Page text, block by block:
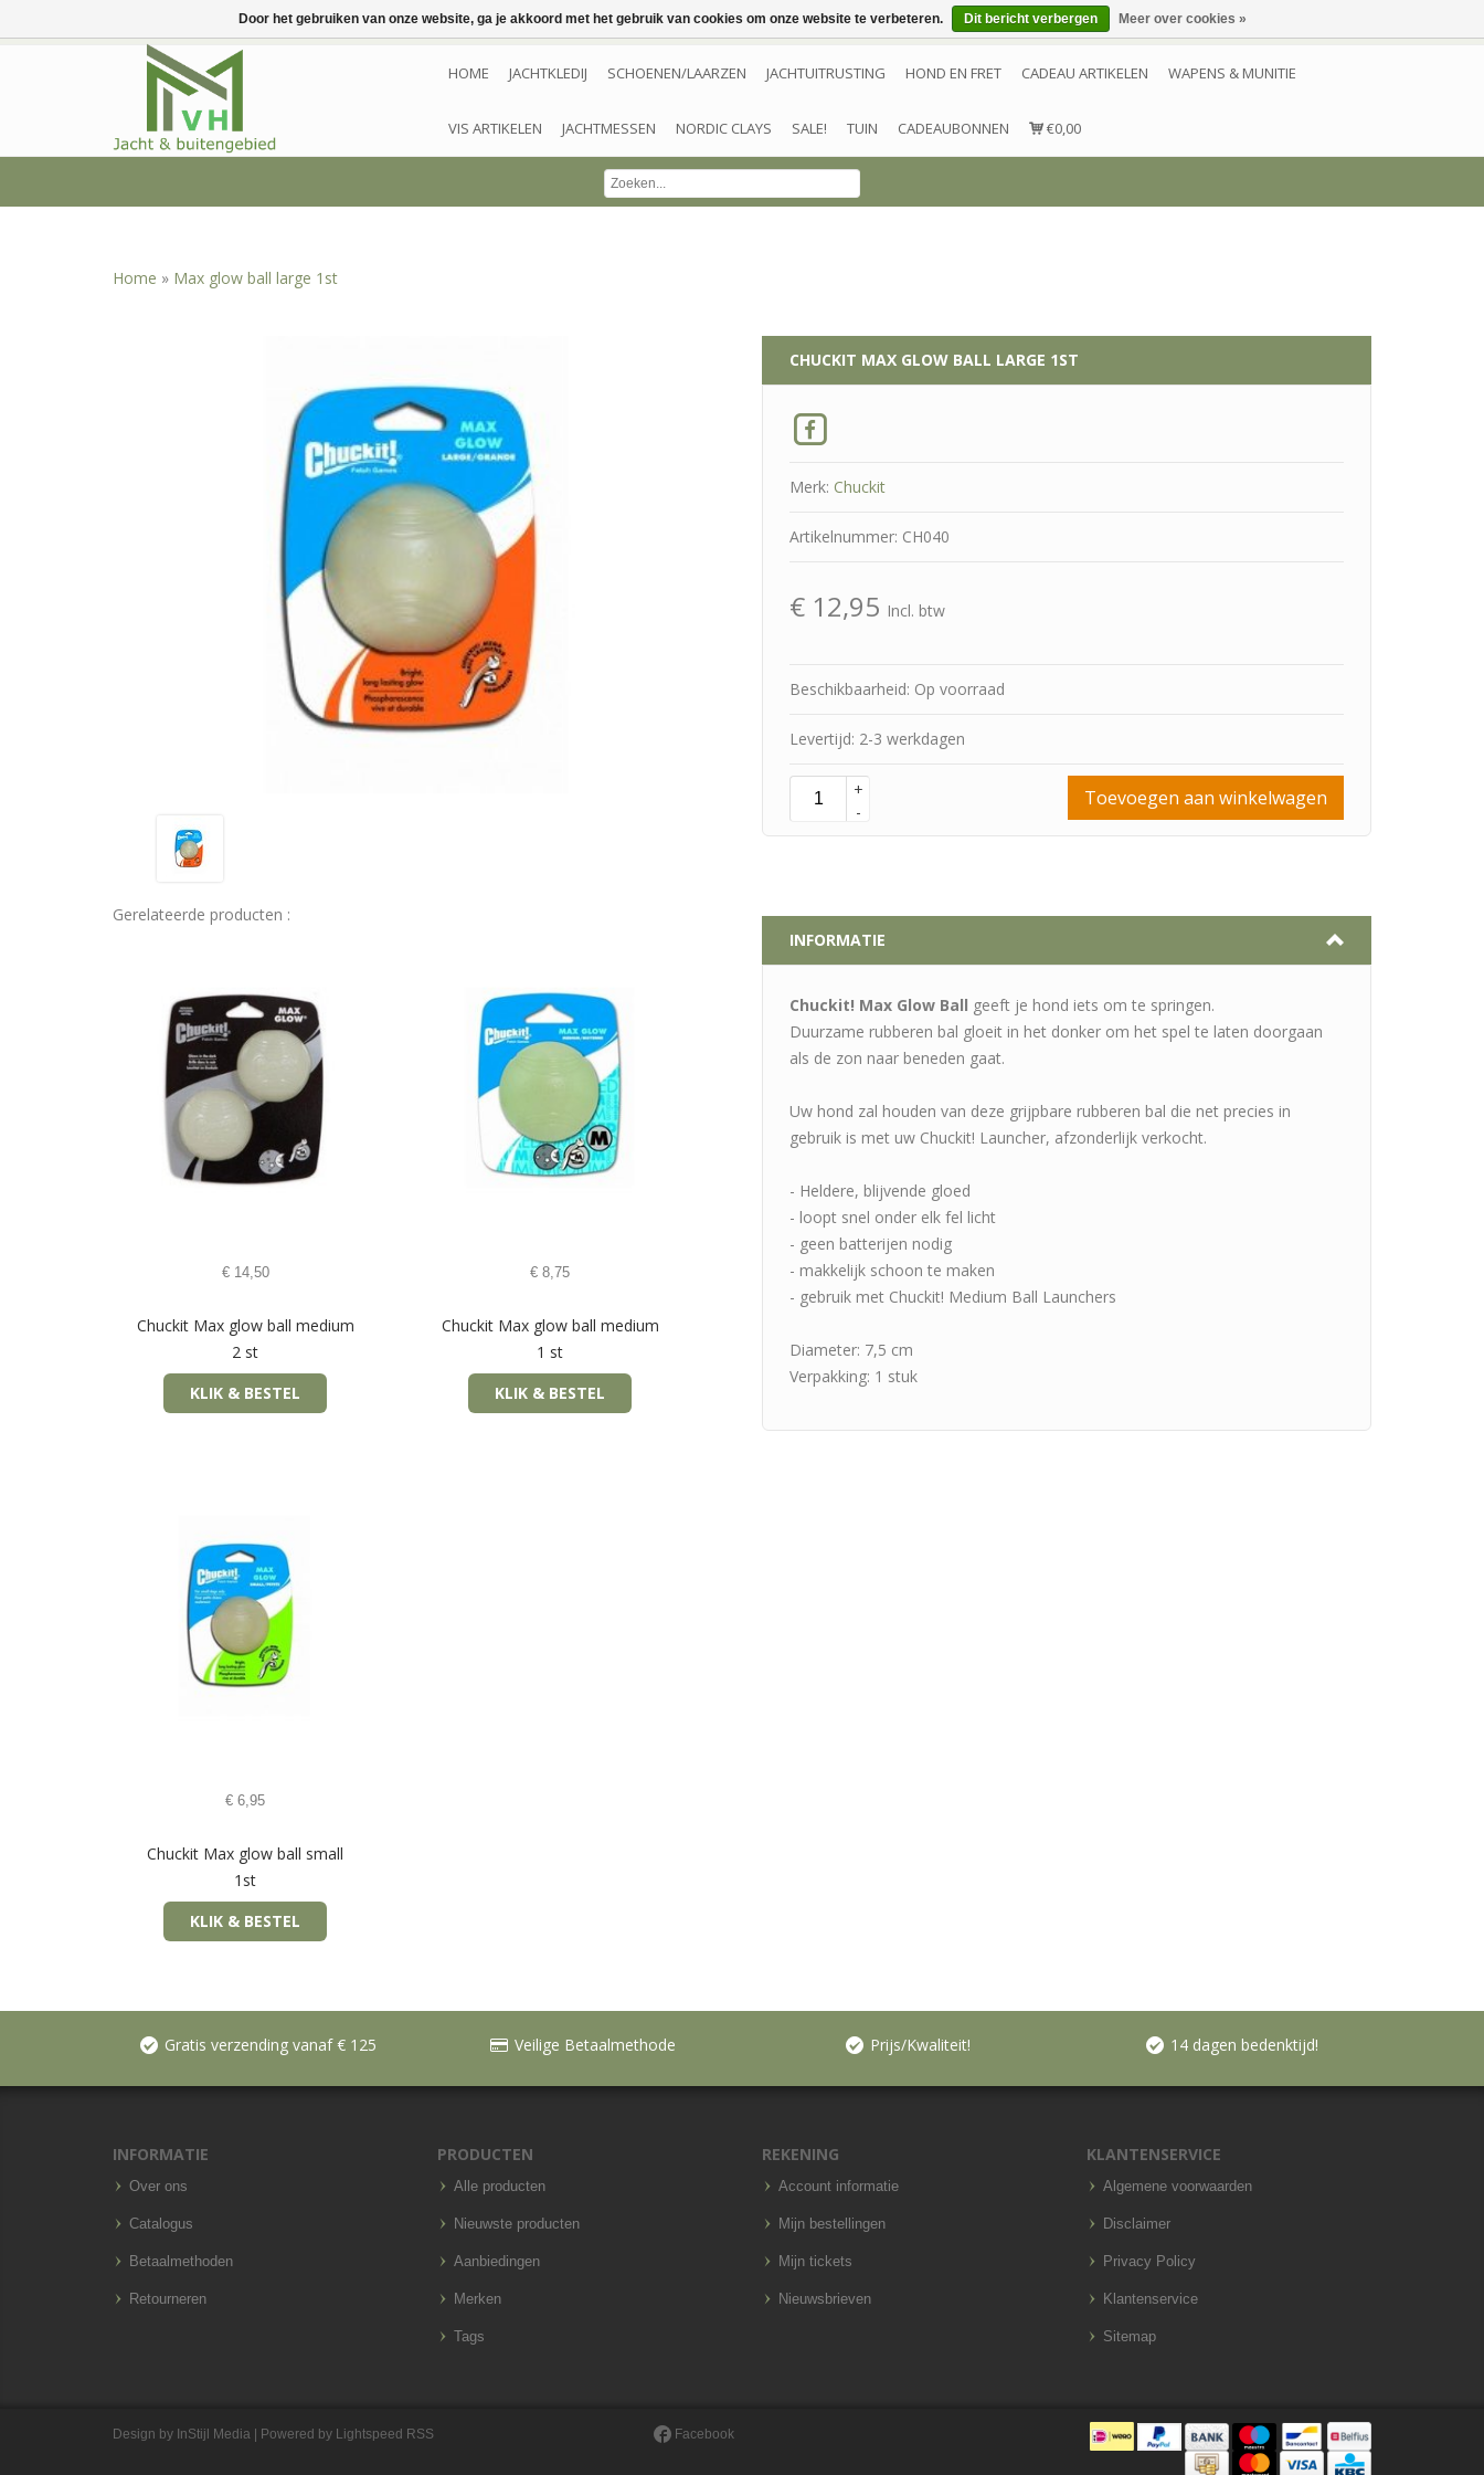
Inloggen Account aanmaken
HOME JACHTKLEDIJ SCHOENEN/LAARZEN JACHTUITRUSTING HOND EN FRET CADEAU ARTIKELEN WAPENS & MUNITIE
VIS ARTIKELEN JACHTMESSEN NORDIC CLAYS SALE! TUIN CADEAUBONNEN €0,00
Home » Max glow ball large 1st
CHUCKIT MAX GLOW BALL LARGE 1ST
Merk: Chuckit
Artikelnummer: CH040
€ 12,95 Incl. btw
Beschikbaarheid: Op voorraad
Levertijd: 2-3 werkdagen
+
-
Toevoegen aan winkelwagen
Gerelateerde producten :
€14,50
Chuckit Max glow ball medium
2 st
KLIK & BESTEL
€ 8,75
Chuckit Max glow ball medium
1 st
KLIK & BESTEL
€ 6,95
Chuckit Max glow ball small
1st
KLIK & BESTEL
INFORMATIE
Chuckit! Max Glow Ball geeft je hond iets om te springen.
Duurzame rubberen bal gloeit in het donker om het spel te laten doorgaan
als de zon naar beneden gaat.
Uw hond zal houden van deze grijpbare rubberen bal die net precies in
gebruik is met uw Chuckit! Launcher, afzonderlijk verkocht.
- Heldere, blijvende gloed
- loopt snel onder elk fel licht
- geen batterijen nodig
- makkelijk schoon te maken
- gebruik met Chuckit! Medium Ball Launchers
Diameter: 7,5 cm
Verpakking: 1 stuk
Gratis verzending vanaf € 125 Veilige Betaalmethode Prijs/Kwaliteit! 14 dagen bedenktijd!
INFORMATIE
Over ons
Catalogus
Betaalmethoden
Retourneren
PRODUCTEN
Alle producten
Nieuwste producten
Aanbiedingen
Merken
Tags
REKENING
Account informatie
Mijn bestellingen
Mijn tickets
Nieuwsbrieven
KLANTENSERVICE
Algemene voorwaarden
Disclaimer
Privacy Policy
Klantenservice
Sitemap
Design by InStijl Media | Powered by Lightspeed RSS Facebook
Door het gebruiken van onze website, ga je akkoord met het gebruik van cookies om onze website te verbeteren. Dit bericht verbergen Meer over cookies »